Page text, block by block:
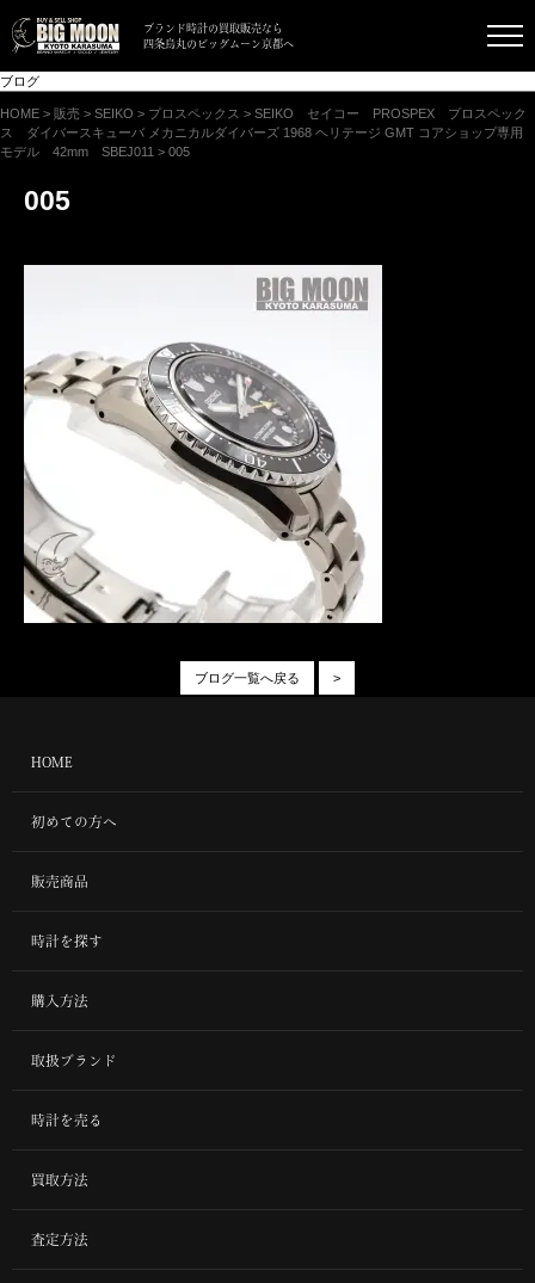
ブランド時計の買取販売なら
四条烏丸のビッグムーン京都へ
ブログ
HOME > 販売 > SEIKO > プロスペックス > SEIKO セイコー PROSPEX プロスペック
ス ダイバースキューバ メカニカルダイバーズ 1968 ヘリテージ GMT コアショップ専用
モデル 42mm SBEJ011 > 005
005
>
ブログ一覧へ戻る
HOME
初めての方へ
販売商品
時計を探す
購入方法
取扱ブランド
時計を売る
買取方法
査定方法